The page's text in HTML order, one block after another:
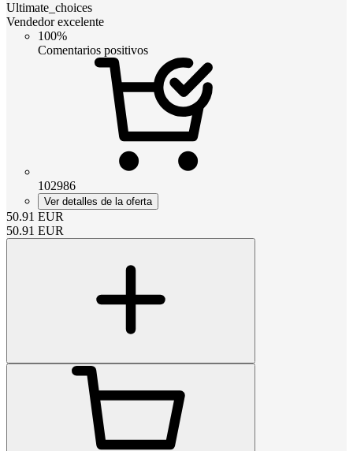
Ultimate_choices
Vendedor excelente
100%
Comentarios positivos
102986
Ver detalles de la oferta
50.91 EUR
50.91 EUR